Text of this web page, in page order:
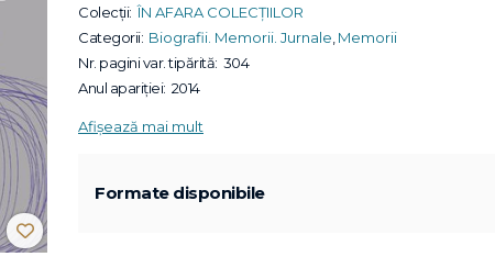
Colecții: ÎN AFARA COLECȚIILOR
Categorii: Biografii. Memorii. Jurnale Memorii
Nr. pagini var. tipărită: 304
Anul apariției: 2014
Afișează mai mult
Formate disponibile